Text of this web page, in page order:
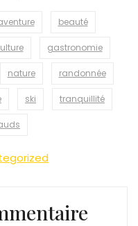
beauté
gastronomie
nature randonnée
ski tranquillité